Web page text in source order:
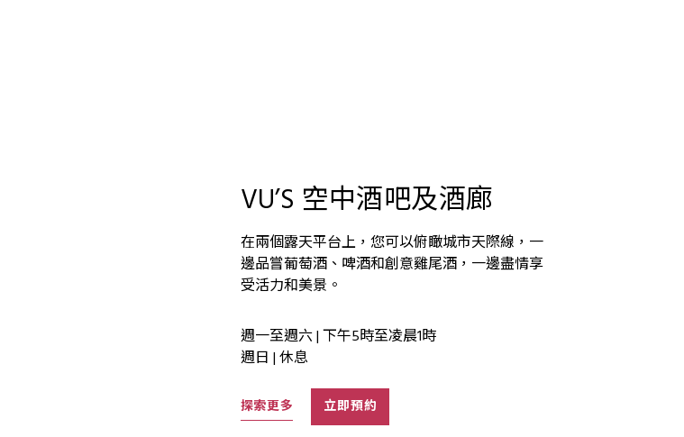
VU’S 空中酒吧及酒廊
在兩個露天平台上，您可以俯瞰城市天際線，一
邊品嘗葡萄酒、啤酒和創意雞尾酒，一邊盡情享
受活力和美景。
週一至週六 | 下午5時至凌晨1時
週日 | 休息
探索更多 立即預約